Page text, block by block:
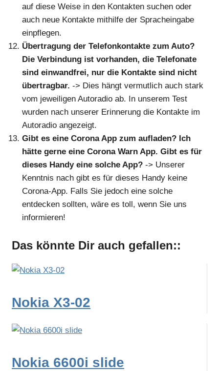
auf diese Weise in den Kontakten suchen oder
auch neue Kontakte mithilfe der Spracheingabe
einpflegen.
Übertragung der Telefonkontakte zum Auto?
Die Verbindung ist vorhanden, die Telefonate
sind einwandfrei, nur die Kontakte sind nicht
übertragbar. -> Dies hängt vermutlich auch stark
vom jeweiligen Autoradio ab. In unserem Test
wurden nach unserer Erinnerung die Kontakte im
Autoradio angezeigt.
Gibt es eine Corona App zum aufladen? Ich
hätte gerne eine Corona Warn App. Gibt es für
dieses Handy eine solche App? -> Unserer
Kenntnis nach gibt es für dieses Handy keine
Corona-App. Falls Sie jedoch eine solche
entdecken sollten, wäre es toll, wenn Sie uns
informieren!
Das könnte Dir auch gefallen::
Nokia X3-02
Nokia 6600i slide